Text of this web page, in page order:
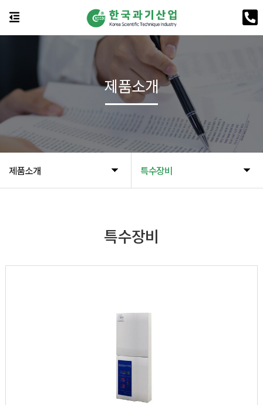
제품소개 특수장비
제품소개
특수장비